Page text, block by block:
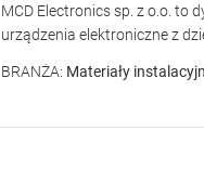
MCD Electronics sp. z o.o. to
urządzenia elektroniczne z
BRANŻA: Materiały